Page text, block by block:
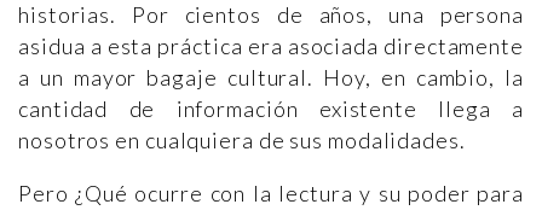
historias. Por cientos de años, una persona
asidua a esta práctica era asociada directamente
a un mayor bagaje cultural. Hoy, en cambio, la
cantidad de información existente llega a
nosotros en cualquiera de sus modalidades.
Pero ¿Qué ocurre con la lectura y su poder para